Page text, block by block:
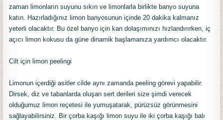
zaman limonların suyunu sıkın ve limonlarla birlikte banyo suyuna
katın. Hazırladığınız limon banyosunun içinde 20 dakika kalmanız
yeterli olacaktır. Bu özel banyo için kan dolaşımınızı hızlandırırken, iç
açıcı limon kokusu da güne dinamik başlamanıza yardımcı olacaktır.
Cilt için limon peelingi
Limonun içerdiği asitler cilde aynı zamanda peeling görevi yapabilir.
Dirsek, diz ve tabanlarda oluşan sert derileri size şimdi verecek
olduğumuz limon reçetesi ile yumuşatarak, pürüzsüz görünmesini
sağlayabilirsiniz. Bir çorba kaşığı limon suyu ile iki çorba kaşığı balı